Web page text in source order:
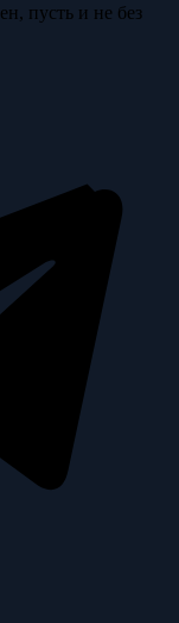
пусть и не без